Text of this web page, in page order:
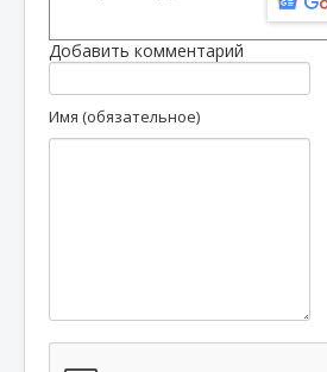
Добавить комментарий
Имя (обязательное)